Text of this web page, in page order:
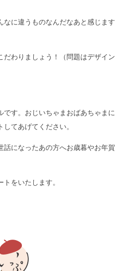
なに違うものなんだなあと感じます
だわりましょう！（問題はデザイン
です。おじいちゃまおばあちゃまに
てあげてください。
話になったあの方へお歳暮やお年賀
をいたします。